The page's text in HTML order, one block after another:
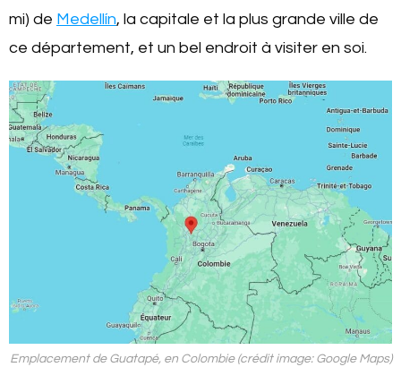
mi) de Medellín, la capitale et la plus grande ville de
ce département, et un bel endroit à visiter en soi.
Emplacement de Guatapé, en Colombie (crédit image: Google Maps)